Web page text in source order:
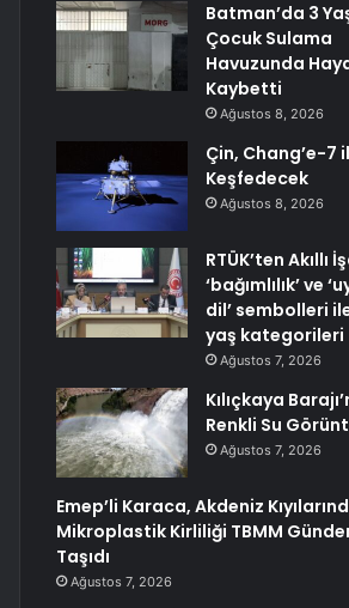
Batman’da 3
Çocuk Sulama
Havuzunda
Kaybetti
Ağustos 8, 2026
Çin, Chang’e-7
Keşfedecek
Ağustos 8, 2026
RTÜK’ten Akıllı
‘bağımlılık’ ve
dil’ sembolleri
yaş kategorileri
Ağustos 7, 2026
Kılıçkaya
Renkli Su
Ağustos 7, 2026
Emep’li Karaca, Akdeniz
Mikroplastik Kirliliği TBMM
Taşıdı
Ağustos 7, 2026